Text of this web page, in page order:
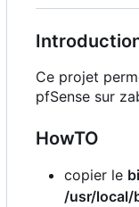
Ce projet
pfSense sur
HowTO
copier le
/usr/local/